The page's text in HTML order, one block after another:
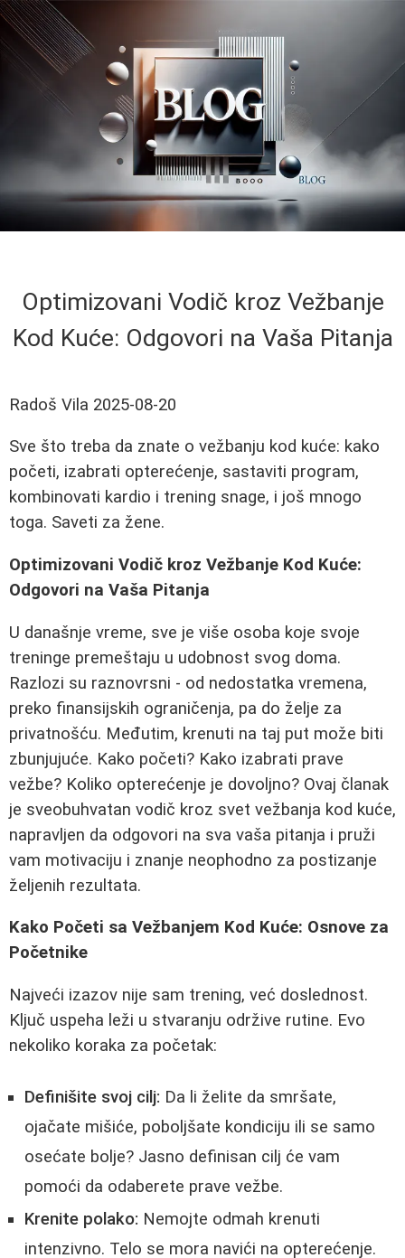
Optimizovani Vodič kroz Vežbanje
Kod Kuće: Odgovori na Vaša Pitanja
Radoš Vila 2025-08-20
Sve što treba da znate o vežbanju kod kuće: kako
početi, izabrati opterećenje, sastaviti program,
kombinovati kardio i trening snage, i još mnogo
toga. Saveti za žene.
Optimizovani Vodič kroz Vežbanje Kod Kuće:
Odgovori na Vaša Pitanja
U današnje vreme, sve je više osoba koje svoje
treninge premeštaju u udobnost svog doma.
Razlozi su raznovrsni - od nedostatka vremena,
preko finansijskih ograničenja, pa do želje za
privatnošću. Međutim, krenuti na taj put može biti
zbunjujuće. Kako početi? Kako izabrati prave
vežbe? Koliko opterećenje je dovoljno? Ovaj članak
je sveobuhvatan vodič kroz svet vežbanja kod kuće,
napravljen da odgovori na sva vaša pitanja i pruži
vam motivaciju i znanje neophodno za postizanje
željenih rezultata.
Kako Početi sa Vežbanjem Kod Kuće: Osnove za
Početnike
Najveći izazov nije sam trening, već doslednost.
Ključ uspeha leži u stvaranju održive rutine. Evo
nekoliko koraka za početak:
Definišite svoj cilj: Da li želite da smršate,
ojačate mišiće, poboljšate kondiciju ili se samo
osećate bolje? Jasno definisan cilj će vam
pomoći da odaberete prave vežbe.
Krenite polako: Nemojte odmah krenuti
intenzivno. Telo se mora navići na opterećenje.